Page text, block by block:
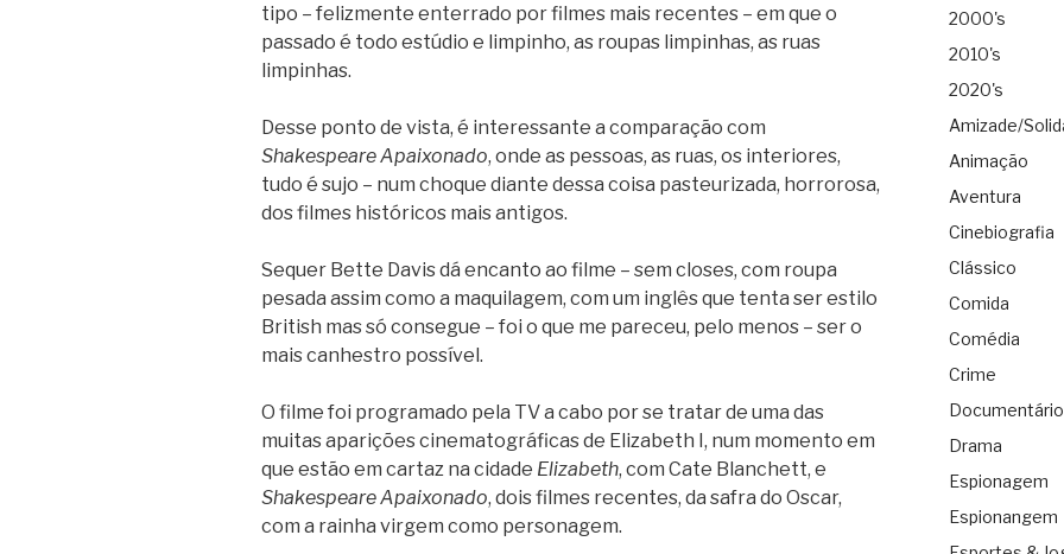
tipo – felizmente enterrado por filmes mais recentes – em que o
passado é todo estúdio e limpinho, as roupas limpinhas, as ruas
limpinhas.
Desse ponto de vista, é interessante a comparação com
Shakespeare Apaixonado, onde as pessoas, as ruas, os interiores,
tudo é sujo – num choque diante dessa coisa pasteurizada, horrorosa,
dos filmes históricos mais antigos.
Sequer Bette Davis dá encanto ao filme – sem closes, com roupa
pesada assim como a maquilagem, com um inglês que tenta ser estilo
British mas só consegue – foi o que me pareceu, pelo menos – ser o
mais canhestro possível.
O filme foi programado pela TV a cabo por se tratar de uma das
muitas aparições cinematográficas de Elizabeth I, num momento em
que estão em cartaz na cidade Elizabeth, com Cate Blanchett, e
Shakespeare Apaixonado, dois filmes recentes, da safra do Oscar,
com a rainha virgem como personagem.
2000's
2010's
2020's
Amizade/
Animação
Aventura
Cinebiografia
Clássico
Comida
Comédia
Crime
Documentário
Drama
Espionagem
Espionangem